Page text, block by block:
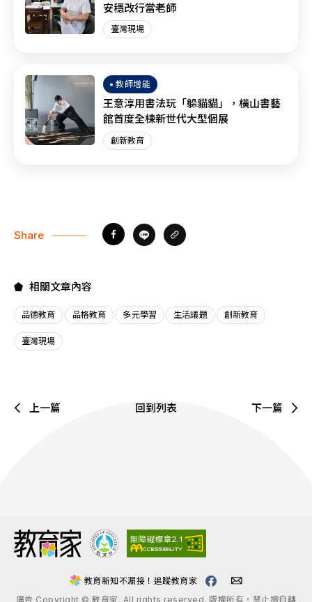
安穩改行當老師
臺灣現場
教師增能
王意淳用書法玩「躲貓貓」，橫山書藝
館首度全棟新世代大型個展
創新教育
Share
相關文章內容
品德教育 品格教育 多元學習 生活議題 創新教育
臺灣現場
上一篇 回到列表 下一篇
廣告 Copyright © 教育家. All rights reserved. 版權所有，禁止擅自轉
教育新知不漏接！追蹤教育家